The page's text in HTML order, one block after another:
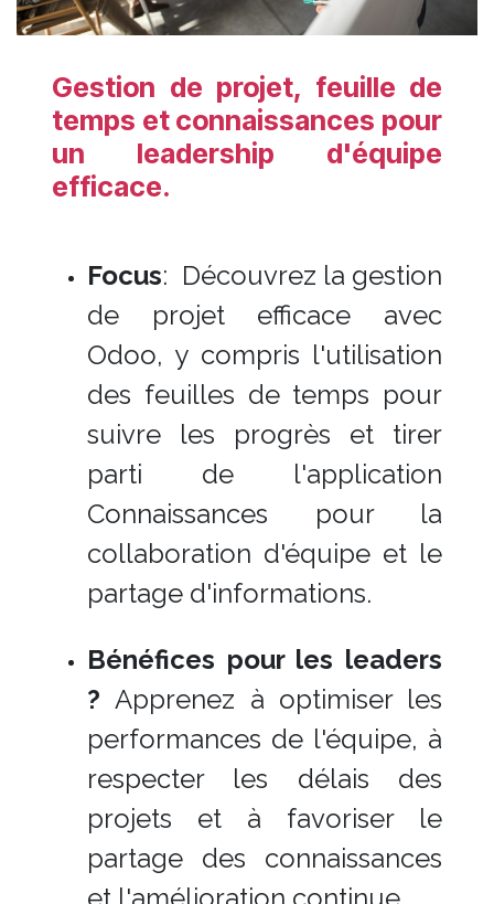
Gestion de projet, feuille de
temps et connaissances pour
un leadership d'équipe
efficace.
Focus: Découvrez la gestion
de projet efficace avec
Odoo, y compris l'utilisation
des feuilles de temps pour
suivre les progrès et tirer
parti de l'application
Connaissances pour la
collaboration d'équipe et le
partage d'informations.
Bénéfices pour les leaders
?Apprenez à optimiser les
performances de l'équipe, à
respecter les délais des
projets et à favoriser le
partage des connaissances